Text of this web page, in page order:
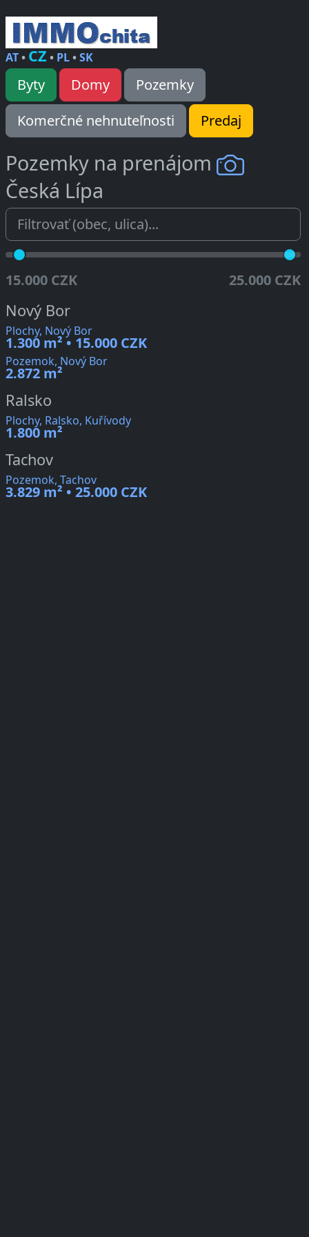
AT• CZ • PL•SK
Byty Domy
Pozemky
Komerčné nehnuteľnosti
Predaj
Pozemky na prenájom
Česká Lípa
15.000 CZK 25.000 CZK
Nový Bor
Plochy, Nový Bor
1.300 m² • 15.000 CZK
Pozemok, Nový Bor
2.872 m²
Ralsko
Plochy, Ralsko, Kuřívody
1.800 m²
Tachov
Pozemok, Tachov
3.829 m² • 25.000 CZK